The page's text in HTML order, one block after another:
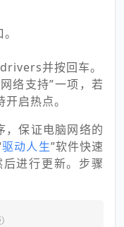
并按回车。
络支持”一项，若
启热点。
，保证电脑网络的
驱动人生”软件快速
进行更新。步骤